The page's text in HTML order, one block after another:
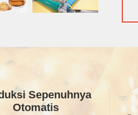
Sepenuhnya
Otomatis